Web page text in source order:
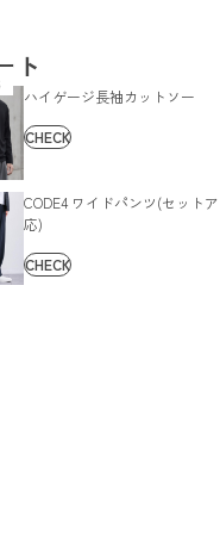
ト
ハイゲージ長袖カットソー
CHECK
CODE4 ワイドパンツ(セット
応)
CHECK